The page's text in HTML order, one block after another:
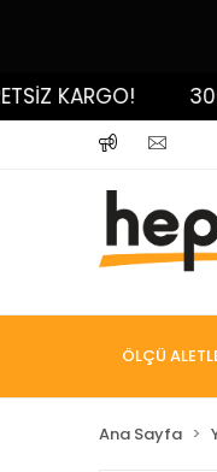
KARGO! 3000
ÖLÇÜ
Ana Sayfa